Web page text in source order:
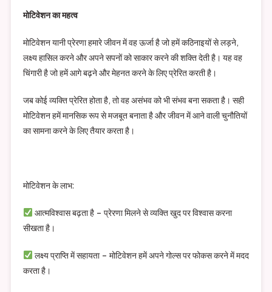
मोटिवेशन का महत्व
मोटिवेशन यानी प्रेरणा हमारे जीवन में वह ऊर्जा है जो हमें कठिनाइयों से लड़ने,
लक्ष्य हासिल करने और अपने सपनों को साकार करने की शक्ति देती है। यह वह
चिंगारी है जो हमें आगे बढ़ने और मेहनत करने के लिए प्रेरित करती है।
जब कोई व्यक्ति प्रेरित होता है, तो वह असंभव को भी संभव बना सकता है। सही
मोटिवेशन हमें मानसिक रूप से मजबूत बनाता है और जीवन में आने वाली चुनौतियों
का सामना करने के लिए तैयार करता है।
मोटिवेशन के लाभ:
आत्मविश्वास बढ़ता है – प्रेरणा मिलने से व्यक्ति खुद पर विश्वास करना
सीखता है।
लक्ष्य प्राप्ति में सहायता – मोटिवेशन हमें अपने गोल्स पर फोकस करने में मदद
करता है।